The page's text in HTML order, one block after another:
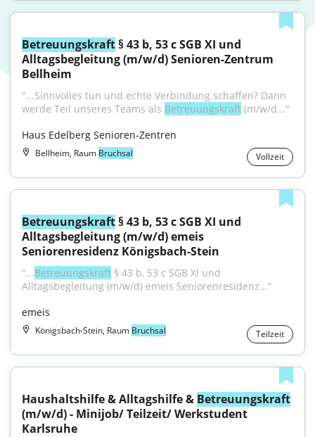
Betreuungskraft § 43 b, 53 c SGB XI und
Alltagsbegleitung (m/w/d) Senioren-Zentrum
Bellheim
"...Sinnvolles tun und echte Verbindung schaffen? Dann
werde Teil unseres Teams als Betreuungskraft (m/w/d..."
Haus Edelberg Senioren-Zentren
Bellheim, Raum Bruchsal Vollzeit
Betreuungskraft § 43 b, 53 c SGB XI und
Alltagsbegleitung (m/w/d) emeis
Seniorenresidenz Königsbach-Stein
"...Betreuungskraft § 43 b, 53 c SGB XI und
Alltagsbegleitung (m/w/d) emeis Seniorenresidenz..."
emeis
Königsbach-Stein, Raum Bruchsal Teilzeit
Haushaltshilfe & Alltagshilfe & Betreuungskraft
(m/w/d) - Minijob/ Teilzeit/ Werkstudent
Karlsruhe